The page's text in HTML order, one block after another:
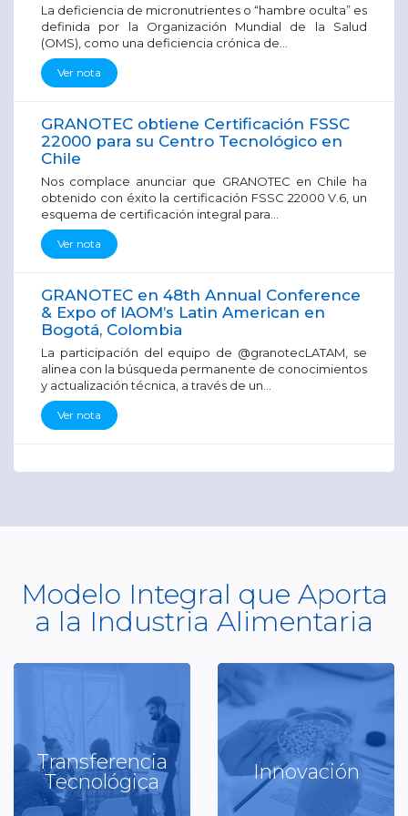
La deficiencia de micronutrientes o “hambre oculta” es
definida por la Organización Mundial de la Salud
(OMS), como una deficiencia crónica de...
Ver nota
GRANOTEC obtiene Certificación FSSC
22000 para su Centro Tecnológico en
Chile
Nos complace anunciar que GRANOTEC en Chile ha
obtenido con éxito la certificación FSSC 22000 V.6, un
esquema de certificación integral para...
Ver nota
GRANOTEC en 48th Annual Conference
& Expo of IAOM’s Latin American en
Bogotá, Colombia
La participación del equipo de @granotecLATAM, se
alinea con la búsqueda permanente de conocimientos
y actualización técnica, a través de un...
Ver nota
Modelo Integral que Aporta
a la Industria Alimentaria
Transferencia
Tecnológica
Capacitación
Ver más
Innovación
Investigación y Desarrollo
Ver más